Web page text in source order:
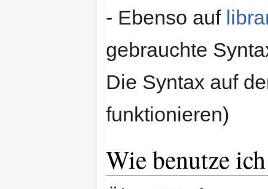
- Ebenso auf
gebrauchte
Die Syntax auf
funktionieren)
Wie benutze